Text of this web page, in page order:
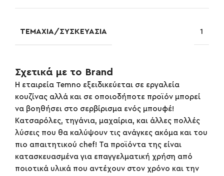
ΤΕΜΆΧΙΑ/ΣΥΣΚΕΥΑΣΊΑ 1
Σχετικά με το Brand
Η εταιρεία Temno εξειδικεύεται σε εργαλεία
κουζίνας αλλά και σε οποιοδήποτε προϊόν μπορεί
να βοηθήσει στο σερβίρισμα ενός μπουφέ!
Κατσαρόλες, τηγάνια, μαχαίρια, και άλλες πολλές
λύσεις που θα καλύψουν τις ανάγκες ακόμα και του
πιο απαιτητικού chef! Τα προϊόντα της είναι
κατασκευασμένα για επαγγελματική χρήση από
ποιοτικά υλικά που αντέχουν στον χρόνο και την